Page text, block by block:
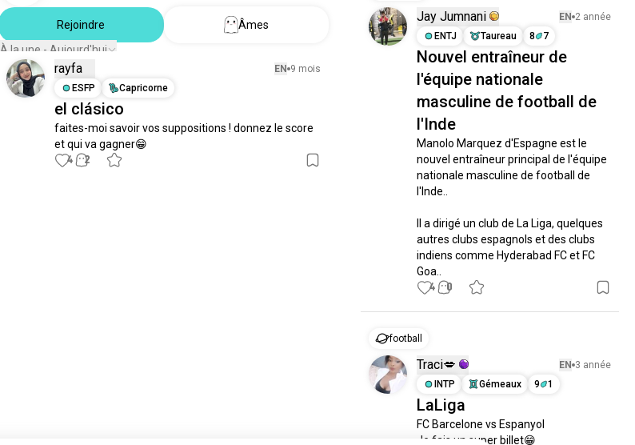
Rejoindre
Âmes
À la une - Aujourd'hui
rayfa EN 9 mois
ESFP
Capricorne
el clásico
faites-moi savoir vos suppositions ! donnez le score
et qui va gagner😁
4 2
Jay Jumnani EN 2 année
ENTJ
Taureau 8 7
Nouvel entraîneur de
l'équipe nationale
masculine de football de
l'Inde
Manolo Marquez d'Espagne est le
nouvel entraîneur principal de l'équipe
nationale masculine de football de
l'Inde..
Il a dirigé un club de La Liga, quelques
autres clubs espagnols et des clubs
indiens comme Hyderabad FC et FC
Goa..
4 0
football
Traci💋 EN 3 année
INTP
Gémeaux 9 1
LaLiga
FC Barcelone vs Espanyol
Je fais un super billet😁